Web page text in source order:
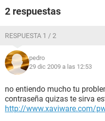
2 respuestas
RESPUESTA 1 / 2
pedro
29 dic 2009 a las 12:53
no entiendo mucho tu
contraseña quizas te sirva
http://www.xaviware.com/